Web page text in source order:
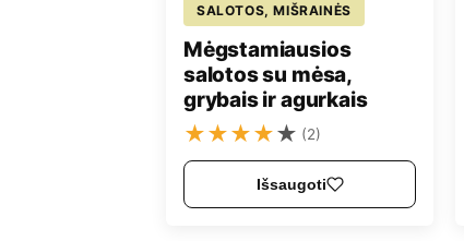
SALOTOS, MIŠRAINĖS
Mėgstamiausios
salotos su mėsa,
grybais ir agurkais
★★★★★ (2)
Išsaugoti